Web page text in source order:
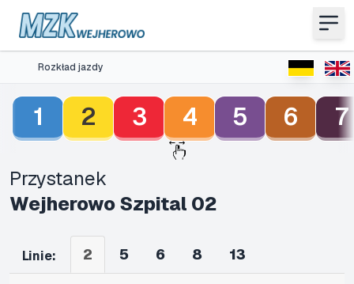
Rozkład jazdy
1 2 3 4 5 6 7
Przystanek
Wejherowo Szpital 02
Linie: 2 5 6 8 13